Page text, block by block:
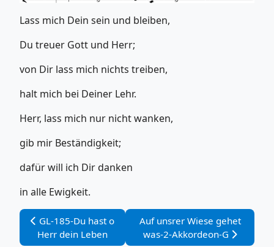
Lass mich Dein sein und bleiben,
Du treuer Gott und Herr;
von Dir lass mich nichts treiben,
halt mich bei Deiner Lehr.
Herr, lass mich nur nicht wanken,
gib mir Beständigkeit;
dafür will ich Dir danken
in alle Ewigkeit.
Vorheriger Beitrag: GL-185-Du hast o Herr dein Leben
GL-185-Du hast o
Herr dein Leben
Nächster Beitrag: Auf unsrer
Auf unsrer Wiese gehet
was-2-Akkordeon-G